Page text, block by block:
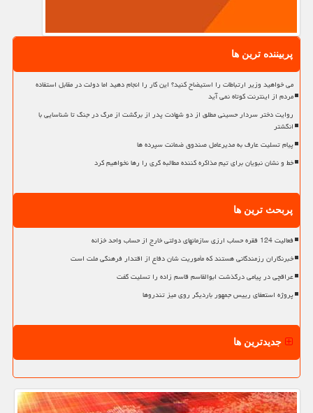
پربیننده ترین ها
می خواهید وزیر ارتباطات را استیضاح کنید؟ این کار را انجام دهید اما دولت در مقابل استفاده
مردم از اینترنت کوتاه نمی آید
روایت دختر سردار حسینی مطلق از دو شهادت پدر از برگشت از مرگ در جنگ تا شناسایی با
انگشتر
پیام تسلیت عارف به مدیرعامل صندوق ضمانت سپرده ها
خط و نشان نبویان برای تیم مذاکره کننده مطالبه گری را رها نخواهیم کرد
پربحث ترین ها
فعالیت 124 فقره حساب ارزی سازمانهای دولتی خارج از حساب واحد خزانه
خبرنگاران رزمندگانی هستند که مأموریت شان دفاع از اقتدار فرهنگی ملت است
عراقچی در پیامی درگذشت ابوالقاسم قاسم زاده را تسلیت گفت
پروژه استعفای رییس جمهور باردیگر روی میز تندروها
جدیدترین ها